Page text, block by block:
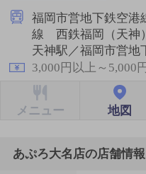
福岡市営地下鉄空
線 西鉄福岡（天神
天神駅／福岡市営
3,000円以上～5,000
メニュー 地図
あぷろ大名店の店舗情報